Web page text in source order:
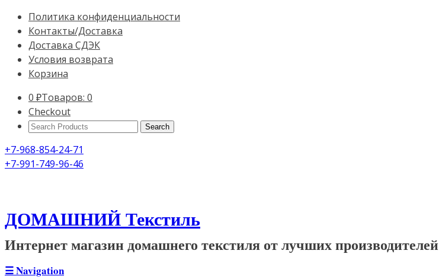
Политика конфиденциальности
Контакты/Доставка
Доставка СДЭК
Условия возврата
Корзина
0 ₽Товаров: 0
Checkout
Search
+7-968-854-24-71
+7-991-749-96-46
ДОМАШНИЙ Текстиль
Интернет магазин домашнего текстиля от лучших производителей
☰Navigation